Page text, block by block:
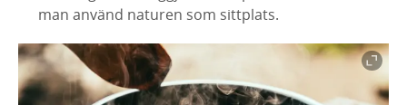
man använd naturen som sittplats.